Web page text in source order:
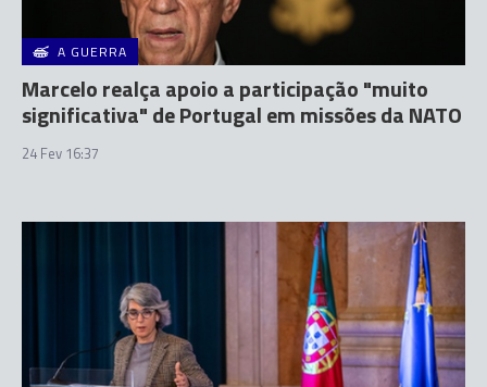
A GUERRA
Marcelo realça apoio a participação "muito
significativa" de Portugal em missões da NATO
24 Fev 16:37